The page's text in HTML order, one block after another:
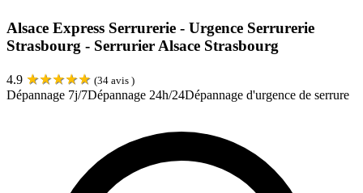
Alsace Express Serrurerie - Urgence Serrurerie
Strasbourg - Serrurier Alsace Strasbourg
4.9 ★★★★★ (34 avis )
Dépannage 7j/7Dépannage 24h/24Dépannage d'urgence de serrure